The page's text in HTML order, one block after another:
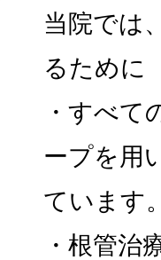
当院では
るために
・すべて
ープを用
ています
・根管治